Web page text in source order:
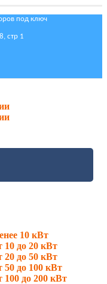
под ключ
стр 1
10 кВт
до 20 кВт
до 50 кВт
до 100 кВт
до 200 кВт